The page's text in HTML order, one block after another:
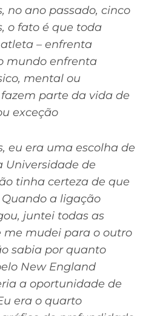
no ano passado, cinco
o fato é que toda
– enfrenta
mundo enfrenta
mental ou
parte da vida de
exceção
eu era uma escolha de
Universidade de
tinha certeza de que
Quando a ligação
juntei todas as
me mudei para o outro
sabia por quanto
New England
a oportunidade de
era o quarto